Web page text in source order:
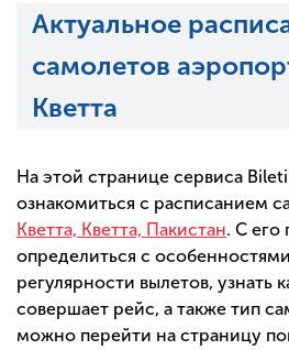
Актуальное
самолетов
Кветта
На этой странице сервиса
ознакомиться с расписанием
Кветта, Кветта, Пакистан. С
определиться с
регулярности вылетов, узнать
совершает рейс, а также тип
можно перейти на страницу